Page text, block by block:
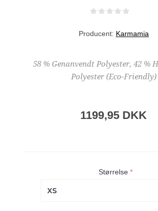
Producent: Karmamia
58 % Genanvendt Polyester, 42 %
Polyester (Eco-Friendly)
1199,95 DKK
Størrelse*